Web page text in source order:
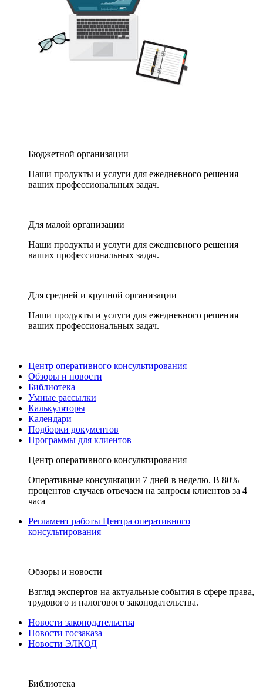
Бюджетной организации
Наши продукты и услуги для ежедневного решения
ваших профессиональных задач.
Для малой организации
Наши продукты и услуги для ежедневного решения
ваших профессиональных задач.
Для средней и крупной организации
Наши продукты и услуги для ежедневного решения
ваших профессиональных задач.
Центр оперативного консультирования
Обзоры и новости
Библиотека
Умные рассылки
Калькуляторы
Календари
Подборки документов
Программы для клиентов
Центр оперативного консультирования
Оперативные консультации 7 дней в неделю. В 80%
процентов случаев отвечаем на запросы клиентов за 4
часа
Регламент работы Центра оперативного
консультирования
Обзоры и новости
Взгляд экспертов на актуальные события в сфере права,
трудового и налогового законодательства.
Новости законодательства
Новости госзаказа
Новости ЭЛКОД
Библиотека